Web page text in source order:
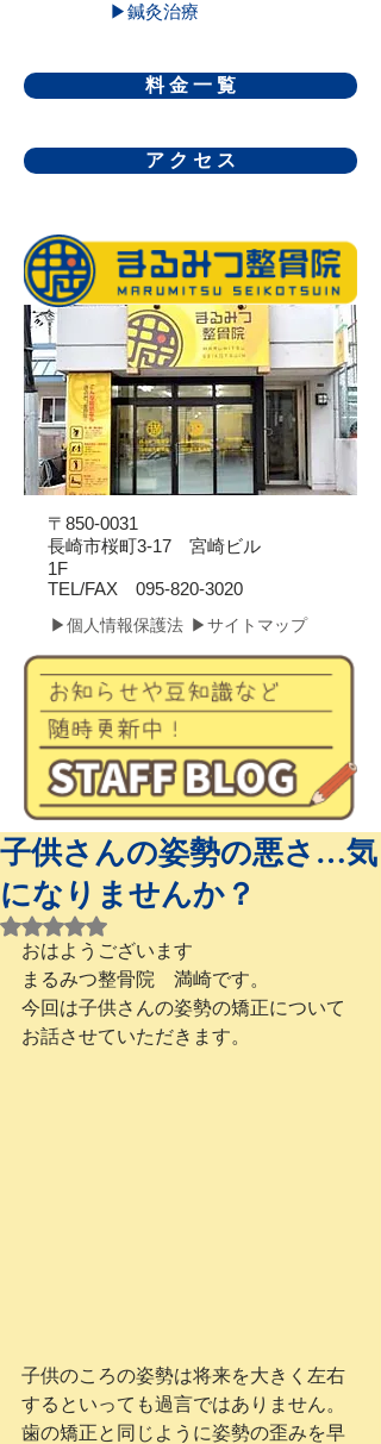
▶鍼灸治療
料 金 一 覧
ア ク セ ス
〒850-0031
長崎市桜町3-17 宮崎ビル
1F
​TEL/FAX 095-820-3020
▶個人情報保護法 ▶サイトマップ
子供さんの姿勢の悪さ…気
になりませんか？
5つ星のうちNaNと評価されています。
おはようございます
まるみつ整骨院　満崎です。
今回は子供さんの姿勢の矯正について
お話させていただきます。
子供のころの姿勢は将来を大きく左右
するといっても過言ではありません。
歯の矯正と同じように姿勢の歪みを早